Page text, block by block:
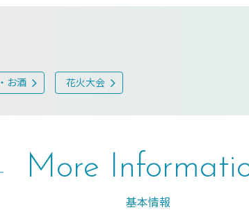
お酒 花火大会
More
基本情報